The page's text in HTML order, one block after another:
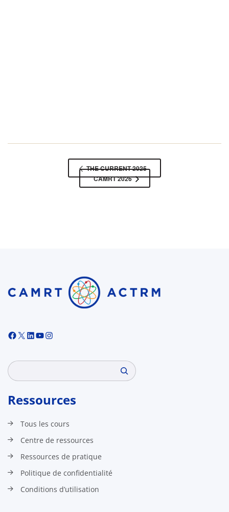
THE CURRENT 2025
CAMRT 2026
Search
Ressources
Tous les cours
Centre de ressources
Ressources de pratique
Politique de confidentialité
Conditions d’utilisation